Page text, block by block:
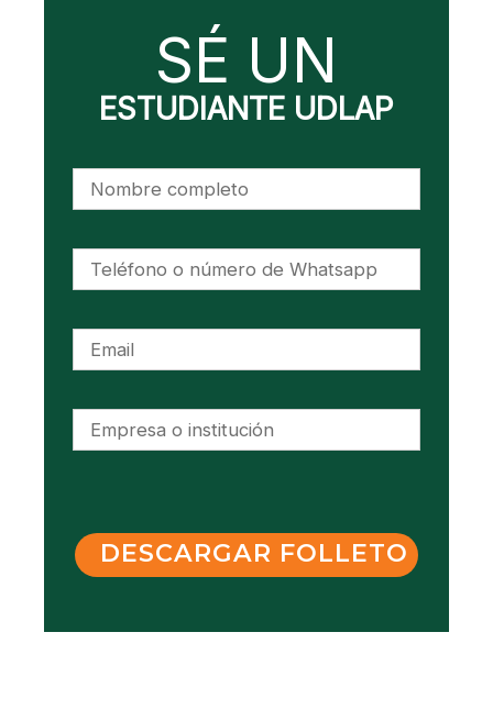
SÉ UN
ESTUDIANTE UDLAP
DESCARGAR FOLLETO